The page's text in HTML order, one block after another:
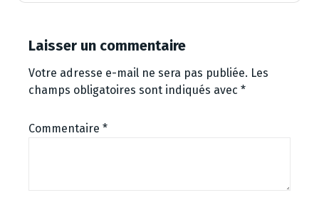
Laisser un commentaire
Votre adresse e-mail ne sera pas publiée. Les
champs obligatoires sont indiqués avec *
Commentaire *